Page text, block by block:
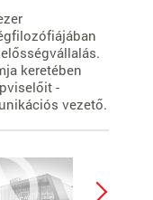
keretében
-
vezető.